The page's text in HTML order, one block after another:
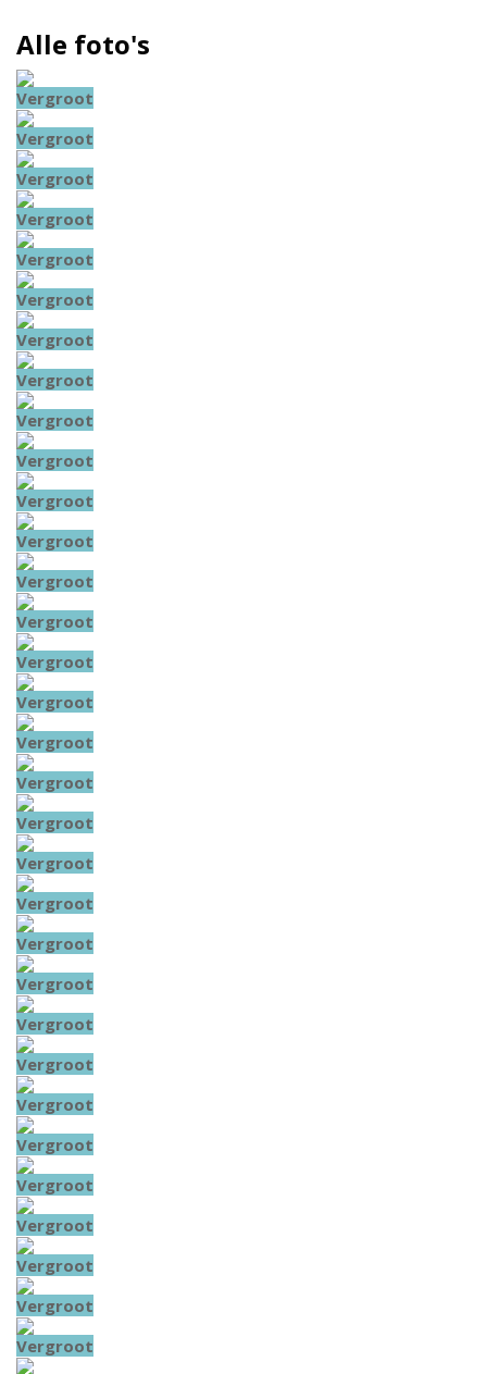
Alle foto's
Vergroot
Vergroot
Vergroot
Vergroot
Vergroot
Vergroot
Vergroot
Vergroot
Vergroot
Vergroot
Vergroot
Vergroot
Vergroot
Vergroot
Vergroot
Vergroot
Vergroot
Vergroot
Vergroot
Vergroot
Vergroot
Vergroot
Vergroot
Vergroot
Vergroot
Vergroot
Vergroot
Vergroot
Vergroot
Vergroot
Vergroot
Vergroot